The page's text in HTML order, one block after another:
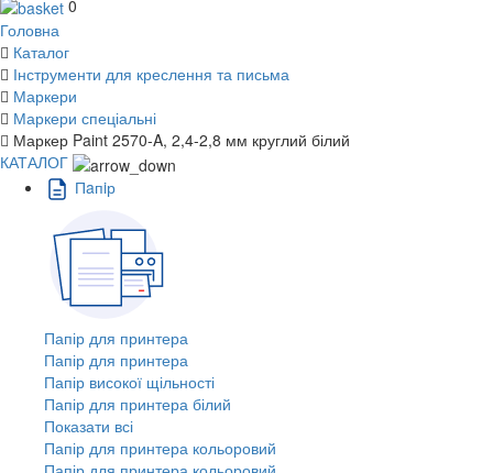
0
Головна
Каталог
Інструменти для креслення та письма
Маркери
Маркери спеціальні
Маркер Paint 2570-A, 2,4-2,8 мм круглий білий
КАТАЛОГ
Пaпiр
Папір для принтера
Папір для принтера
Папір високої щільності
Папір для принтера білий
Показати всі
Папір для принтера кольоровий